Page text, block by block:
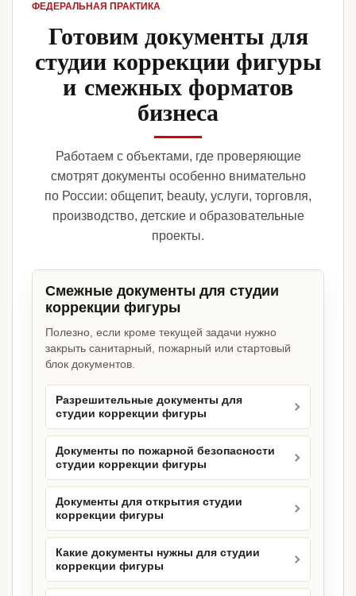
ФЕДЕРАЛЬНАЯ ПРАКТИКА
Готовим документы для
студии коррекции фигуры
и смежных форматов
бизнеса
Работаем с объектами, где проверяющие
смотрят документы особенно внимательно
по России: общепит, beauty, услуги, торговля,
производство, детские и образовательные
проекты.
Смежные документы для студии
коррекции фигуры
Полезно, если кроме текущей задачи нужно
закрыть санитарный, пожарный или стартовый
блок документов.
Разрешительные документы для
студии коррекции фигуры
Документы по пожарной безопасности
студии коррекции фигуры
Документы для открытия студии
коррекции фигуры
Какие документы нужны для студии
коррекции фигуры